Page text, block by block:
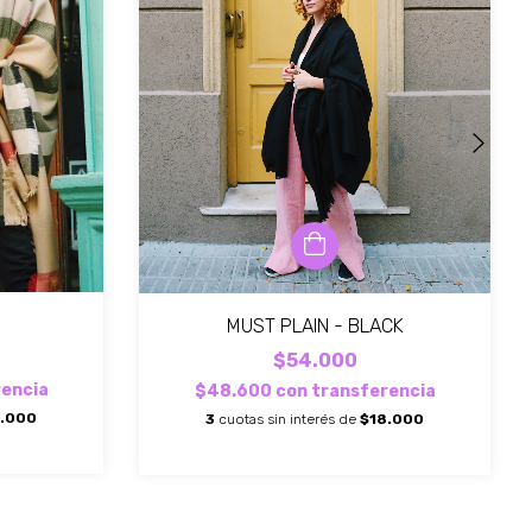
MUST PLAIN - BLACK
$54.000
$48.600 con transferencia
3 cuotas sin interés de $18.000